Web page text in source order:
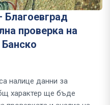
Благоевград
проверка на
налице данни за
характер ще бъде